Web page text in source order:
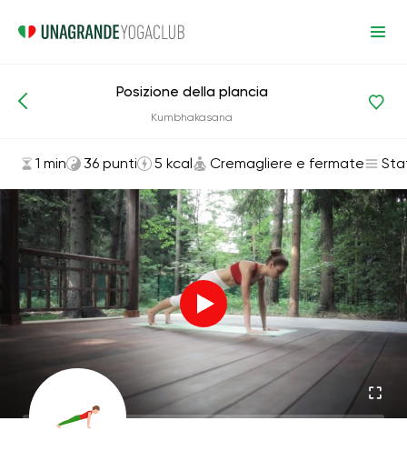
Cremagliere e fermate
Posizione della plancia
Kumbhakasana
1 min 36 punti 5 kcal Cremagliere e fermate